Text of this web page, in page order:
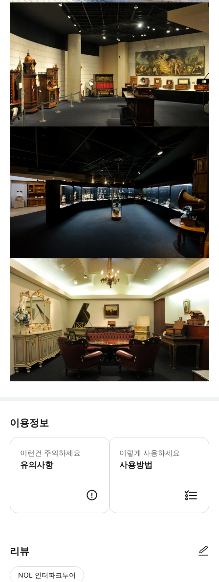
이용정보
이런건 주의하세요
유의사항
월요일-일요일: 09:30-17:00 입장 마
* 나스 오르골 박물관은 전 세계에서
이렇게 사용하세요
사용방법
리뷰
NOL 인터파크투어